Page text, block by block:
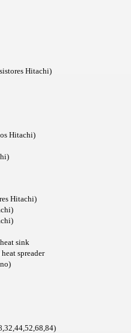
Hitachi)
Hitachi)
Hitachi)
sink
spreader